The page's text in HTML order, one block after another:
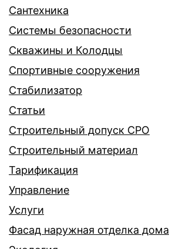
Сантехника
Системы безопасности
Скважины и Колодцы
Спортивные сооружения
Стабилизатор
Статьи
Строительный допуск СРО
Строительный материал
Тарификация
Управление
Услуги
Фасад наружная отделка дома